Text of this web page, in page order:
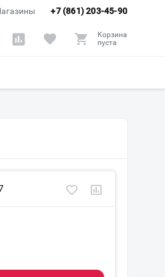
+7 (861) 203-45-90
Корзина
пуста